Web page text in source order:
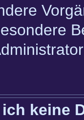
keine